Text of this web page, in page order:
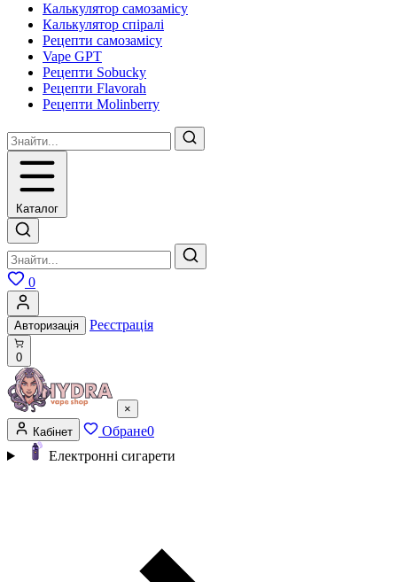
Калькулятор самозамісу
Калькулятор спіралі
Рецепти самозамісу
Vape GPT
Рецепти Sobucky
Рецепти Flavorah
Рецепти Molinberry
Каталог
0
Авторизація Реєстрація
0
×
Кабінет
Обране0
Електронні сигарети